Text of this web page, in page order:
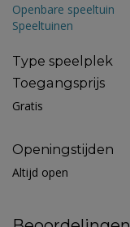
Openbare speeltuin
Speeltuinen
Type speelplek
Toegangsprijs
Gratis
Openingstijden
Altijd open